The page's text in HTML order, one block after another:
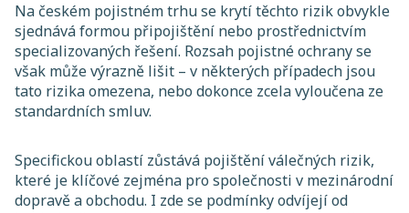
Na českém pojistném trhu se krytí těchto rizik obvykle
sjednává formou připojištění nebo prostřednictvím
specializovaných řešení. Rozsah pojistné ochrany se
však může výrazně lišit – v některých případech jsou
tato rizika omezena, nebo dokonce zcela vyloučena ze
standardních smluv.
Specifickou oblastí zůstává pojištění válečných rizik,
které je klíčové zejména pro společnosti v mezinárodní
dopravě a obchodu. I zde se podmínky odvíjejí od